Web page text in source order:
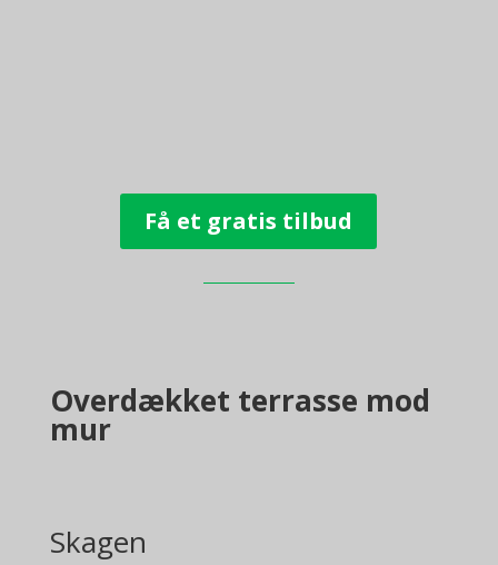
Få et gratis tilbud
Overdækket terrasse mod
mur
Skagen